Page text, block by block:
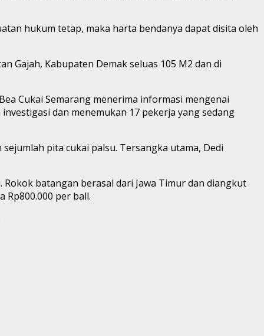
hukum tetap, maka harta bendanya dapat disita oleh
Gajah, Kabupaten Demak seluas 105 M2 dan di
Cukai Semarang menerima informasi mengenai
dan menemukan 17 pekerja yang sedang
pita cukai palsu. Tersangka utama, Dedi
batangan berasal dari Jawa Timur dan diangkut
per ball.